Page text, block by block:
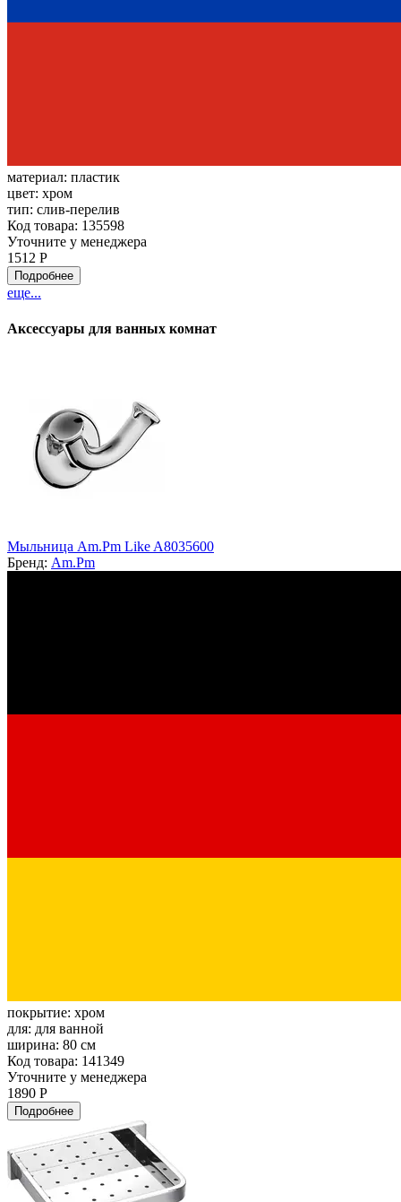
материал: пластик
цвет: хром
тип: слив-перелив
Код товара: 135598
Уточните у менеджера
1512 Р
Подробнее
еще...
Аксессуары для ванных комнат
Мыльница Am.Pm Like A8035600
Бренд: Am.Pm
покрытие: хром
для: для ванной
ширина: 80 см
Код товара: 141349
Уточните у менеджера
1890 Р
Подробнее